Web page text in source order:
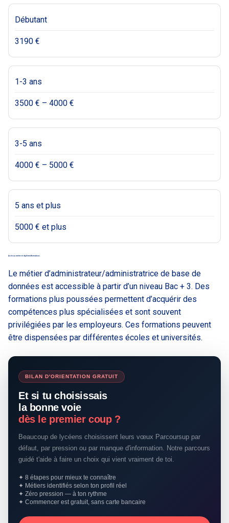
Débutant
3190 €
1-3 ans
3500 € – 4000 €
3-5 ans
4000 € – 5000 €
5 ans et plus
5000 € et plus
Accès au métier et diplômes/formations
Le métier d’administrateur/administratrice de base de
données est accessible à partir d’un niveau Bac + 3. Des
formations plus poussées permettent d’acquérir des
compétences plus spécialisées et sont souvent
privilégiées par les employeurs. Ces formations peuvent
être dispensées par différentes écoles et universités.
BILAN D'ORIENTATION GRATUIT
Et si tu choisissais
la bonne voie
dès le premier coup ?
Beaucoup de lycéens choisissent leurs vœux Parcoursup par
défaut, par pression ou par manque d'information. Notre parcours
guidé t'aide à faire un choix qui vient vraiment de toi.
✦ 8 étapes pour mieux te connaître
✦ Métiers identifiés selon ton profil réel
✦ Zéro pression — à ton rythme
✦ Commencer est gratuit, sans carte bancaire